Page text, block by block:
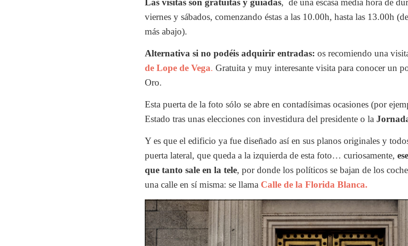
Las visitas son gratuitas y guiadas, de una escasa media hora de
viernes y sábados, comenzando éstas a las 10.00h, hasta las 13.00h
más abajo).
Alternativa si no podéis adquirir entradas: os recomiendo una
de Lope de Vega. Gratuita y muy interesante visita para conocer un
Oro.
Esta puerta de la foto sólo se abre en contadísimas ocasiones (por
Estado tras unas elecciones con investidura del presidente o la
Y es que el edificio ya fue diseñado así en sus planos originales y
puerta lateral, que queda a la izquierda de esta foto… curiosamente,
que tanto sale en la tele, por donde los políticos se bajan de los
una calle en sí misma: se llama Calle de la Florida Blanca.